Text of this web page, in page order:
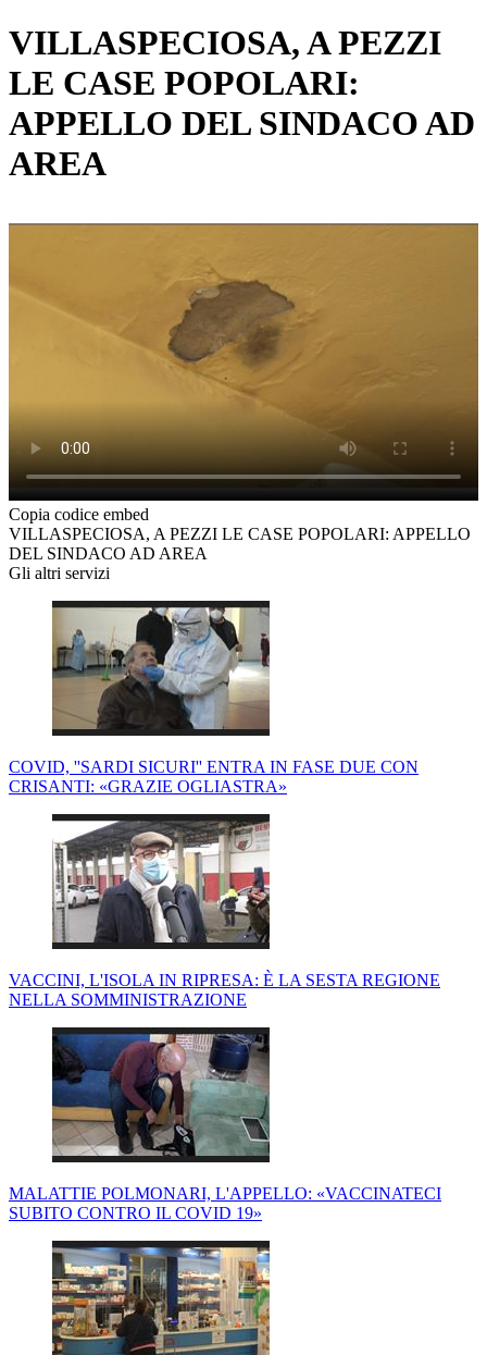
VILLASPECIOSA, A PEZZI
LE CASE POPOLARI:
APPELLO DEL SINDACO AD
AREA
Copia codice embed
VILLASPECIOSA, A PEZZI LE CASE POPOLARI: APPELLO
DEL SINDACO AD AREA
Gli altri servizi
COVID, ''SARDI SICURI'' ENTRA IN FASE DUE CON
CRISANTI: «GRAZIE OGLIASTRA»
VACCINI, L'ISOLA IN RIPRESA: È LA SESTA REGIONE
NELLA SOMMINISTRAZIONE
MALATTIE POLMONARI, L'APPELLO: «VACCINATECI
SUBITO CONTRO IL COVID 19»